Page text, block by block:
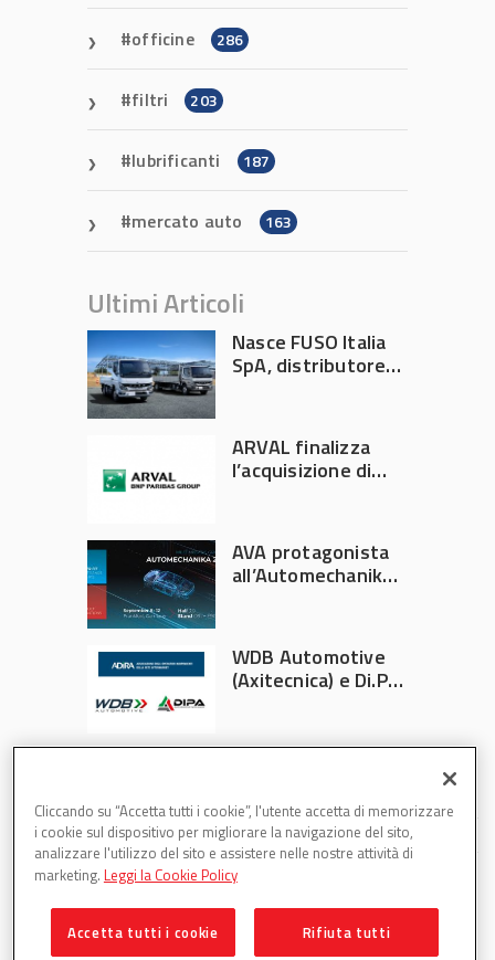
officine 286
filtri 203
lubrificanti 187
mercato auto 163
Ultimi Articoli
Nasce FUSO Italia
SpA, distributore
ARVAL finalizza
l’acquisizione di
AVA protagonista
all’Automechanika
WDB Automotive
(Axitecnica) e Di.Pa.
Cliccando su “Accetta tutti i cookie”, l'utente accetta di memorizzare
i cookie sul dispositivo per migliorare la navigazione del sito,
analizzare l'utilizzo del sito e assistere nelle nostre attività di
marketing. Leggi la Cookie Policy
Accetta tutti i cookie Rifiuta tutti